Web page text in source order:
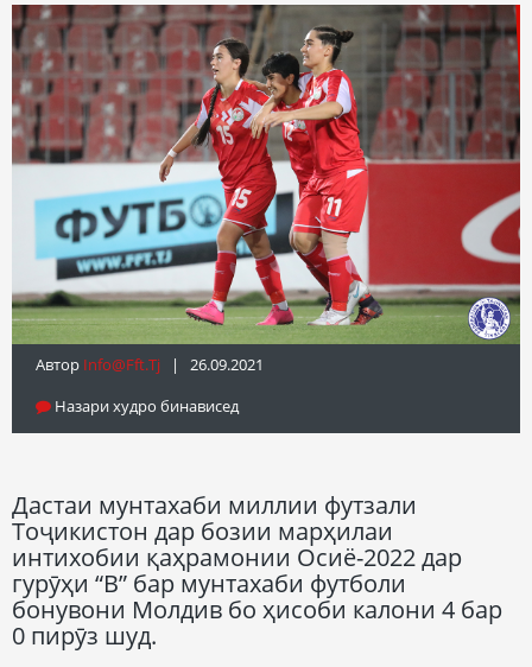
Автор Info@fft.tj | 26.09.2021
Назари худро бинависед
Дастаи мунтахаби миллии футзали
Тоҷикистон дар бозии марҳилаи
интихобии қаҳрамонии Осиё-2022 дар
гурӯҳи “В” бар мунтахаби футболи
бонувони Молдив бо ҳисоби калони 4 бар
0 пирӯз шуд.